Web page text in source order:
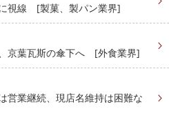
視線 [製菓、製パン業界]
京葉瓦斯の傘下へ [外食業界]
業継続、現店名維持は困難な